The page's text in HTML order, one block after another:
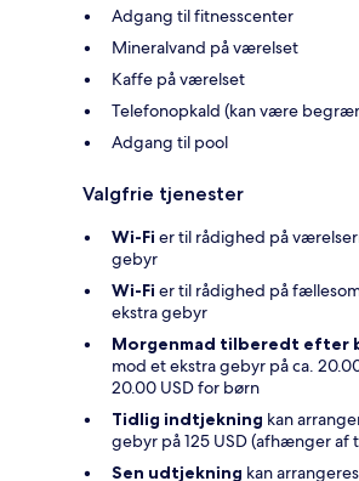
Adgang til fitnesscenter
Mineralvand på værelset
Kaffe på værelset
Telefonopkald (kan være
Adgang til pool
Valgfrie tjenester
Wi-Fi er til rådighed på
gebyr
Wi-Fi er til rådighed på
ekstra gebyr
Morgenmad tilberedt efter
mod et ekstra gebyr på ca.
20.00 USD for børn
Tidlig indtjekning kan
gebyr på 125 USD (afhænger
Sen udtjekning kan